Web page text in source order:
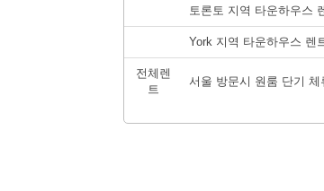
토론토 지역 타운하우스
York 지역 타운하우스 렌
전체렌
트
서울 방문시 원룸 단기